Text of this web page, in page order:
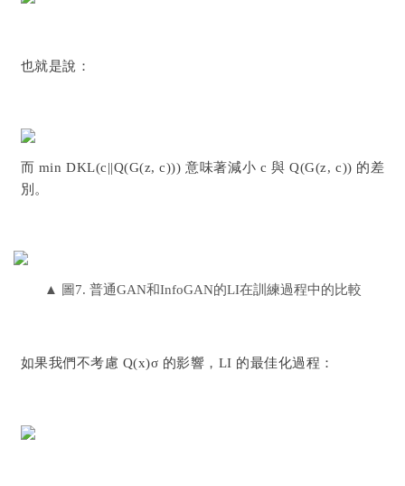
也就是說：
而 min DKL(c||Q(G(z, c))) 意味著減小 c 與 Q(G(z, c)) 的差
別。
▲ 圖7. 普通GAN和InfoGAN的LI在訓練過程中的比較
如果我們不考慮 Q(x)σ 的影響，LI 的最佳化過程：